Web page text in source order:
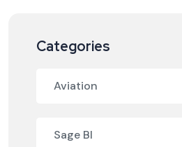
Categories
Aviation
Sage BI